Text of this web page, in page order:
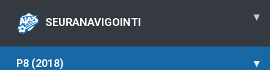
SEURANAVIGOINTI ▾
P8 (2018) ▾